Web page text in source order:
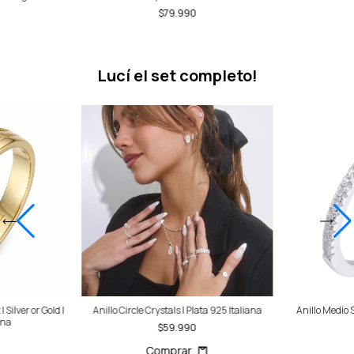
$79.990
Lucí el set completo!
Silver or Gold |
Anillo Circle Crystals | Plata 925 Italiana
$59.990
Comprar
Anillo Medio